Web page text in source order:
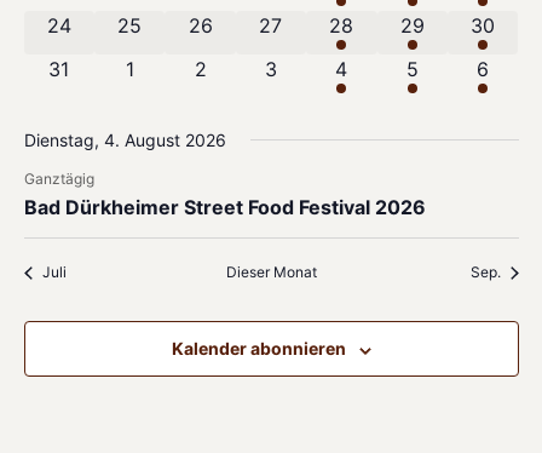
0 Veranstaltungen
24 0 Veranstaltungen
25 0 Veranstaltungen
26 0 Veranstaltungen
27 1 Veranstaltung
28 1 Veranstaltung
29 1
30
0 Veranstaltungen
31 0 Veranstaltungen
1 0 Veranstaltungen
2 0 Veranstaltungen
3 1 Veranstaltung
4 1
5 1
6
Dienstag, 4. August 2026
Ganztägig
Bad Dürkheimer Street Food Festival 2026
Juli Dieser Monat Sep.
Kalender abonnieren